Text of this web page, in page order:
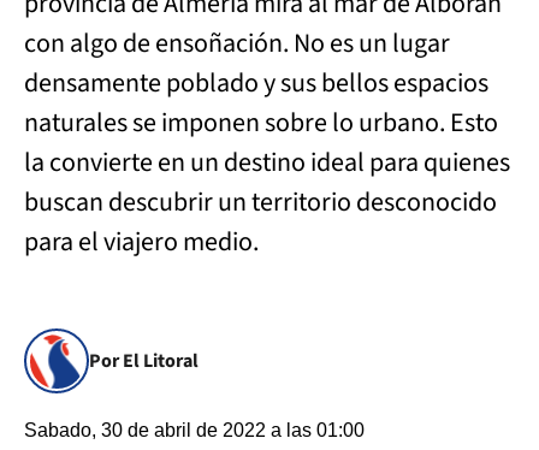
con algo de ensoñación. No es un lugar
densamente poblado y sus bellos espacios
naturales se imponen sobre lo urbano. Esto
la convierte en un destino ideal para quienes
buscan descubrir un territorio desconocido
para el viajero medio.
Por El Litoral
Sabado, 30 de abril de 2022 a las 01:00